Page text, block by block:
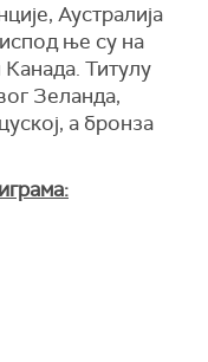
Аустралија
ње су на
Титулу
Зеланда,
а бронза